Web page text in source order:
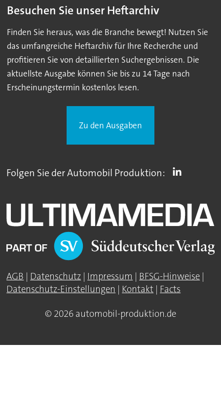
Besuchen Sie unser Heftarchiv
Finden Sie heraus, was die Branche bewegt! Nutzen Sie
das umfangreiche Heftarchiv für Ihre Recherche und
profitieren Sie von detaillierten Suchergebnissen. Die
aktuellste Ausgabe können Sie bis zu 14 Tage nach
Erscheinungstermin kostenlos lesen.
Zu den Ausgaben
Folgen Sie der Automobil Produktion:
AGB | Datenschutz | Impressum | BFSG-Hinweise |
Datenschutz-Einstellungen | Kontakt | Facts
© 2026 automobil-produktion.de